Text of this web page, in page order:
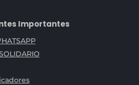
Importantes